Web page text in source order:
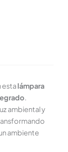
estalámpara
.
ambiental y
ambiente